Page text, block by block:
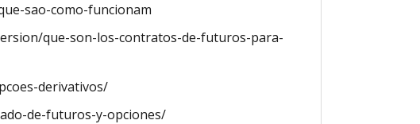
sao-como-funcionam
que-son-los-contratos-de-futuros-para-
derivativos/
de-futuros-y-opciones/